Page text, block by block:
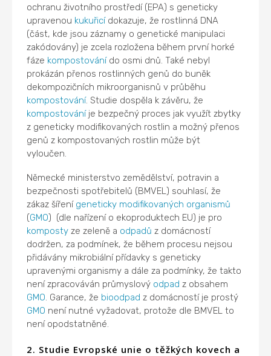
ochranu životního prostředí (EPA) s geneticky
upravenou kukuřicídokazuje, že rostlinná DNA
(část, kde jsou záznamy o genetické manipulaci
zakódovány) je zcela rozložena během první horké
fáze kompostovánído osmi dnů. Také nebyl
prokázán přenos rostlinných genů do buněk
dekompozičních mikroorganisnů v průběhu
kompostování. Studie dospěla k závěru, že
kompostováníje bezpečný proces jak využít zbytky
z geneticky modifikovaných rostlin a možný přenos
genů z kompostovaných rostlin může být
vyloučen.
Německé ministerstvo zemědělství, potravin a
bezpečnosti spotřebitelů (BMVEL) souhlasí, že
zákaz šíření geneticky modifikovaných organismů
(GMO) (dle nařízení o ekoproduktech EU) je pro
komposty ze zeleně a odpadů z domácností
dodržen, za podmínek, že během procesu nejsou
přidávány mikrobiální přídavky s geneticky
upravenými organismy a dále za podmínky, že takto
není zpracováván průmyslový odpad z obsahem
GMO. Garance, že bioodpad z domácností je prostý
GMO není nutné vyžadovat, protože dle BMVEL to
není opodstatněné.
2. Studie Evropské unie o těžkých kovech a